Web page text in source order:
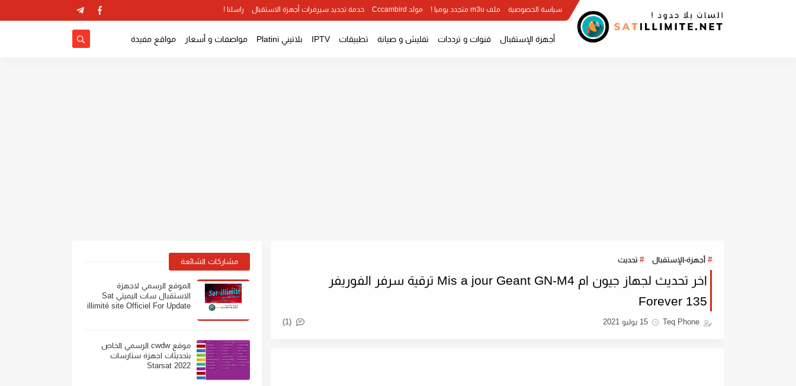
سياسة الخصوصية ملف m3u متجدد يوميا ! مولد Cccambird خدمة تجديد سيرفرات أجهزة الاستقبال راسلنا !
أجهزة الإستقبال قنوات و ترددات تفليش و صيانة تطبيقات IPTV بلاتيني Platini مواصفات و أسعار مواقع مفيدة
أجهزة-الإستقبال تحديث
اخر تحديث لجهاز جيون ام Mis a jour Geant GN-M4 ترقية سرفر الفوريفر
Forever 135
Teq Phone 15 يوليو 2021 (1)
مشاركات الشائعة
الموقع الرسمي لاجهزة
الاستقبال سات اليميتي Sat
illimité site Officiel For Update
موقع cwdw الرسمي الخاص
بتحديثات اجهزة ستارسات
Starsat 2022